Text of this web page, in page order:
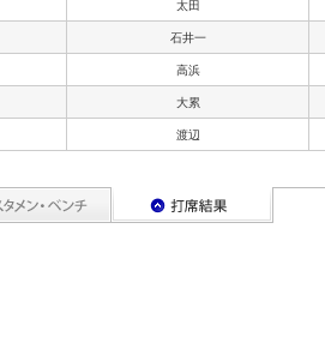
太田
石井一
高浜
大累
渡辺